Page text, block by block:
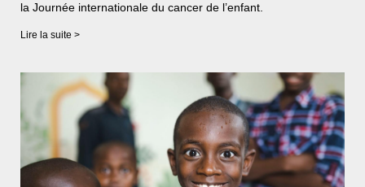
la Journée internationale du cancer de l’enfant.
Lire la suite >